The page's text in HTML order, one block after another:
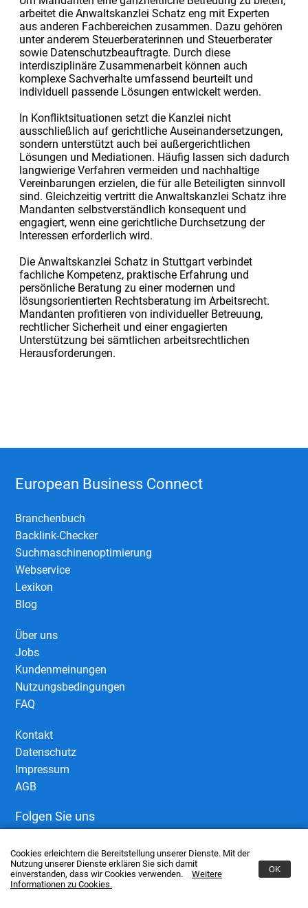
Cookies erleichtern die Bereitstellung unserer Dienste. Mit der
Nutzung unserer Dienste erklären Sie sich damit
einverstanden, dass wir Cookies verwenden.
Weitere
Informationen zu Cookies.
OK
arbeitet die Anwaltskanzlei Schatz eng mit Experten
aus anderen Fachbereichen zusammen. Dazu gehören
unter anderem Steuerberaterinnen und Steuerberater
sowie Datenschutzbeauftragte. Durch diese
interdisziplinäre Zusammenarbeit können auch
komplexe Sachverhalte umfassend beurteilt und
individuell passende Lösungen entwickelt werden.
In Konfliktsituationen setzt die Kanzlei nicht
ausschließlich auf gerichtliche Auseinandersetzungen,
sondern unterstützt auch bei außergerichtlichen
Lösungen und Mediationen. Häufig lassen sich dadurch
langwierige Verfahren vermeiden und nachhaltige
Vereinbarungen erzielen, die für alle Beteiligten sinnvoll
sind. Gleichzeitig vertritt die Anwaltskanzlei Schatz ihre
Mandanten selbstverständlich konsequent und
engagiert, wenn eine gerichtliche Durchsetzung der
Interessen erforderlich wird.
Die Anwaltskanzlei Schatz in Stuttgart verbindet
fachliche Kompetenz, praktische Erfahrung und
persönliche Beratung zu einer modernen und
lösungsorientierten Rechtsberatung im Arbeitsrecht.
Mandanten profitieren von individueller Betreuung,
rechtlicher Sicherheit und einer engagierten
Unterstützung bei sämtlichen arbeitsrechtlichen
Herausforderungen.
European Business Connect
Branchenbuch
Backlink-Checker
Suchmaschinenoptimierung
Webservice
Lexikon
Blog
Über uns
Jobs
Kundenmeinungen
Nutzungsbedingungen
FAQ
Kontakt
Datenschutz
Impressum
AGB
Folgen Sie uns
© 2006–2026 European Business Connect